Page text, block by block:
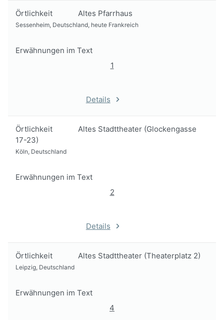
Örtlichkeit Altes Pfarrhaus
Sessenheim, Deutschland, heute Frankreich
Erwähnungen im Text
1
Details
Örtlichkeit
Altes Stadttheater (Glockengasse
17-23)
Köln, Deutschland
Erwähnungen im Text
2
Details
Örtlichkeit Altes Stadttheater (Theaterplatz 2)
Leipzig, Deutschland
Erwähnungen im Text
4